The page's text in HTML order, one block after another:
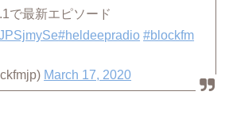
で最新エピソード
#heldeepradio #blockfm
March 17, 2020